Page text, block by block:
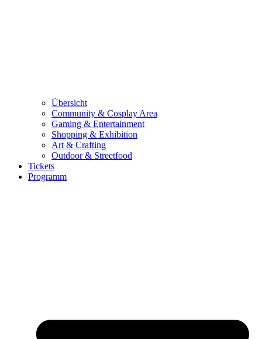
Übersicht
Community & Cosplay Area
Gaming & Entertainment
Shopping & Exhibition
Art & Crafting
Outdoor & Streetfood
Tickets
Programm